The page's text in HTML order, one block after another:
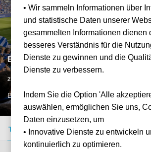
Espanyol Barcelona vs Athletic
21.03.2027
BCN, ESP
Tickets kaufen Event-Info FAQ
• Wir sammeln Informationen über
und statistische Daten unserer
gesammelten Informationen dienen
besseres Verständnis für die
Dienste zu gewinnen und die
Dienste zu verbessern.
Indem Sie die Option 'Alle
auswählen, ermöglichen Sie uns,
Daten einzusetzen, um
• Innovative Dienste zu entwickeln
kontinuierlich zu optimieren.